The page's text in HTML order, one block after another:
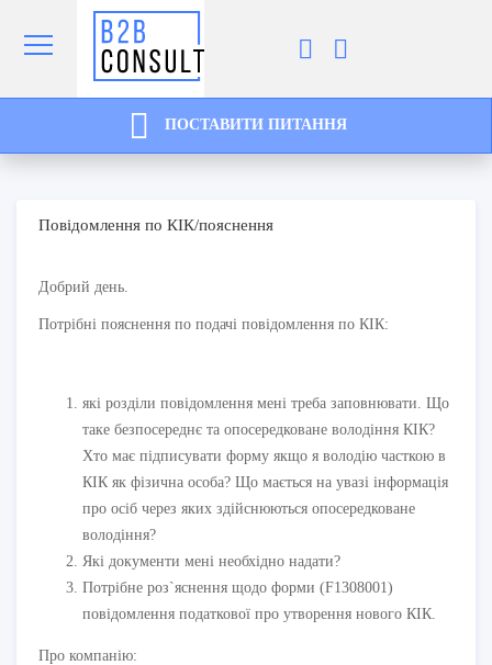
ПОСТАВИТИ ПИТАННЯ
Повідомлення по КІК/пояснення
Добрий день.
Потрібні пояснення по подачі повідомлення по КІК:
які розділи повідомлення мені треба заповнювати. Що
таке безпосереднє та опосередковане володіння КІК?
Хто має підписувати форму якщо я володію часткою в
КІК як фізична особа? Що мається на увазі інформація
про осіб через яких здійснюються опосередковане
володіння?
Які документи мені необхідно надати?
Потрібне роз`яснення щодо форми (F1308001)
повідомлення податкової про утворення нового КІК.
Про компанію: